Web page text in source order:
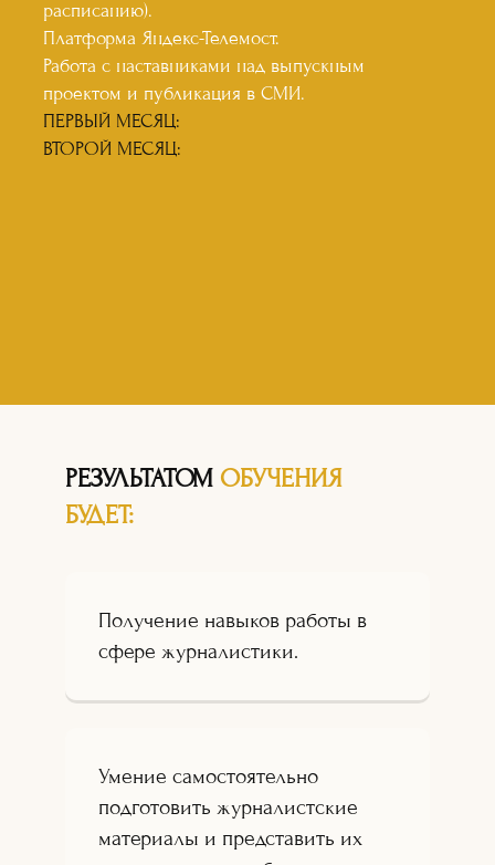
расписанию).
Платформа Яндекс-Телемост.
Работа с наставниками над выпускным
проектом и публикация в СМИ.
ПЕРВЫЙ МЕСЯЦ:
ВТОРОЙ МЕСЯЦ:
РЕЗУЛЬТАТОМ ОБУЧЕНИЯ
БУДЕТ:
Получение навыков работы в
сфере журналистики.
Умение самостоятельно
подготовить журналистские
материалы и представить их